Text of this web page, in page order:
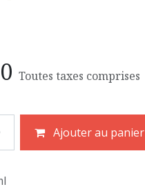
Toutes taxes comprises
Ajouter au panier